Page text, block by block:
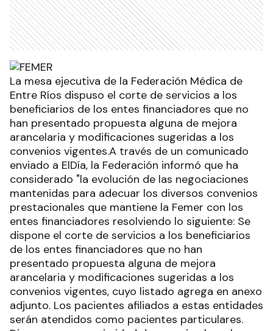
La mesa ejecutiva de la Federación Médica de
Entre Ríos dispuso el corte de servicios a los
beneficiarios de los entes financiadores que no
han presentado propuesta alguna de mejora
arancelaria y modificaciones sugeridas a los
convenios vigentes.A través de un comunicado
enviado a ElDía, la Federación informó que ha
considerado "la evolución de las negociaciones
mantenidas para adecuar los diversos convenios
prestacionales que mantiene la Femer con los
entes financiadores resolviendo lo siguiente: Se
dispone el corte de servicios a los beneficiarios
de los entes financiadores que no han
presentado propuesta alguna de mejora
arancelaria y modificaciones sugeridas a los
convenios vigentes, cuyo listado agrega en anexo
adjunto. Los pacientes afiliados a estas entidades
serán atendidos como pacientes particulares.